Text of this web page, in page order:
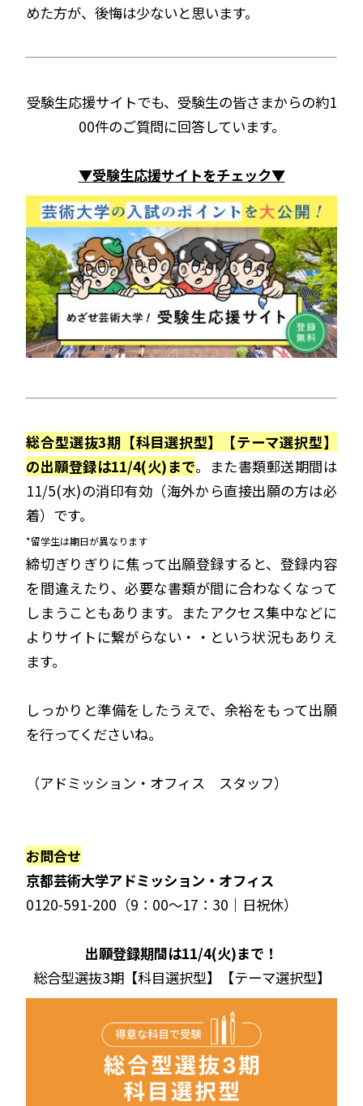
めた方が、後悔は少ないと思います。
受験生応援サイトでも、受験生の皆さまからの約1
00件のご質問に回答しています。
▼受験生応援サイトをチェック▼
総合型選抜3期【科目選択型】【テーマ選択型】
の出願登録は11/4(火)まで。また書類郵送期間は
11/5(水)の消印有効（海外から直接出願の方は必
着）です。
*留学生は期日が異なります
締切ぎりぎりに焦って出願登録すると、登録内容
を間違えたり、必要な書類が間に合わなくなって
しまうこともあります。またアクセス集中などに
よりサイトに繋がらない・・という状況もありえ
ます。
しっかりと準備をしたうえで、余裕をもって出願
を行ってくださいね。
（アドミッション・オフィス スタッフ）
お問合せ
京都芸術大学アドミッション・オフィス
0120-591-200（9：00～17：30｜日祝休）
出願登録期間は11/4(火)まで！
総合型選抜3期【科目選択型】【テーマ選択型】